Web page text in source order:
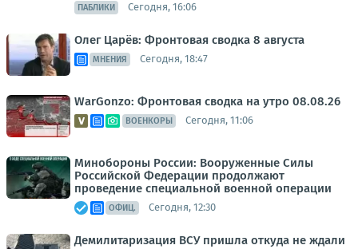
ПАБЛИКИ Сегодня, 16:06
Олег Царёв: Фронтовая сводка 8 августа
МНЕНИЯ Сегодня, 18:47
WarGonzo: Фронтовая сводка на утро 08.08.26
ВОЕНКОРЫ Сегодня, 11:06
Минобороны России: Вооруженные Силы
Российской Федерации продолжают
проведение специальной военной операции
ОФИЦ. Сегодня, 12:30
Демилитаризация ВСУ пришла откуда не ждали